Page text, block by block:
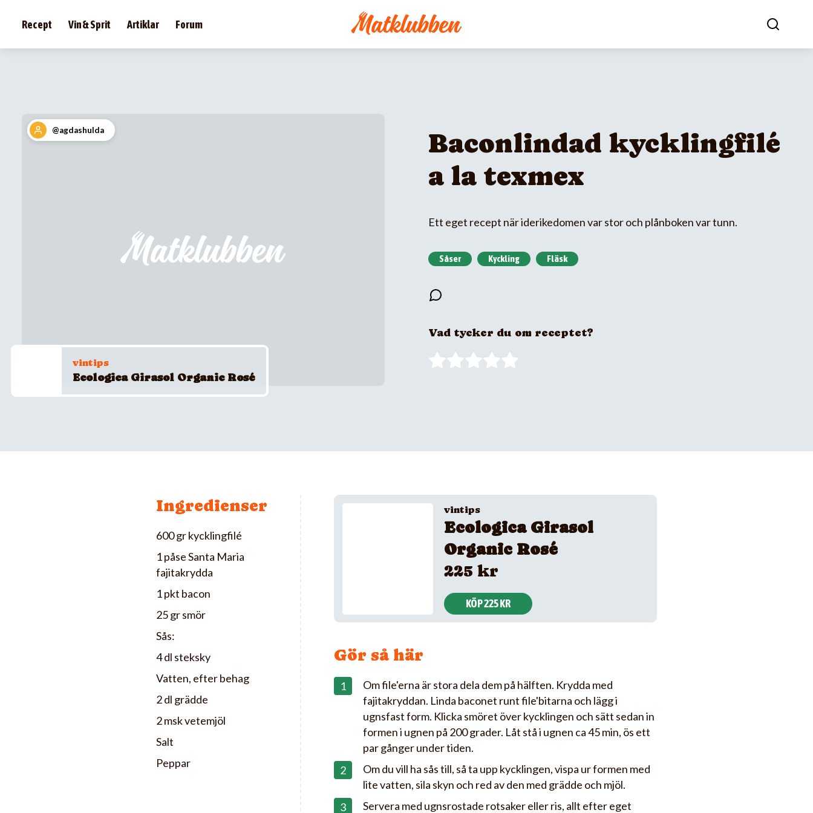
Recept Vin & Sprit Artiklar Forum
@agdashulda
vintips
Ecologica Girasol Organic Rosé
Baconlindad kycklingfilé
a la texmex
Ett eget recept när iderikedomen var stor och plånboken var tunn.
Såser Kyckling Fläsk
Vad tycker du om receptet?
Ingredienser
600 gr kycklingfilé
1 påse Santa Maria
fajitakrydda
1 pkt bacon
25 gr smör
Sås:
4 dl steksky
Vatten, efter behag
2 dl grädde
2 msk vetemjöl
Salt
Peppar
vintips
Ecologica Girasol
Organic Rosé
225 kr
KÖP 225 KR
Gör så här
Om file'erna är stora dela dem på hälften. Krydda med
fajitakryddan. Linda baconet runt file'bitarna och lägg i
ugnsfast form. Klicka smöret över kycklingen och sätt sedan in
formen i ugnen på 200 grader. Låt stå i ugnen ca 45 min, ös ett
par gånger under tiden.
Om du vill ha sås till, så ta upp kycklingen, vispa ur formen med
lite vatten, sila skyn och red av den med grädde och mjöl.
Servera med ugnsrostade rotsaker eller ris, allt efter eget